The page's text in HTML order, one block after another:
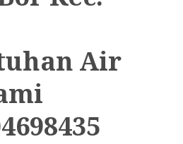
Air